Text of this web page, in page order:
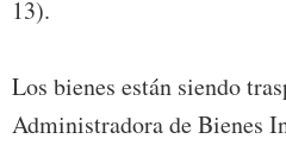
13).
Los bienes están siendo
Administradora de Bienes